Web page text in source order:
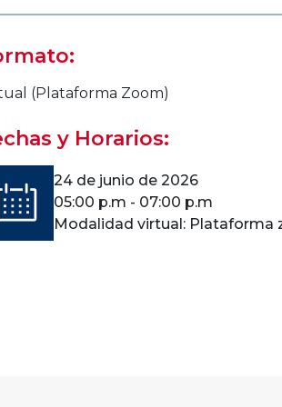
(Plataforma Zoom)
y Horarios:
24 de junio de 2026
05:00 p.m - 07:00 p.m
Modalidad virtual: Plataforma